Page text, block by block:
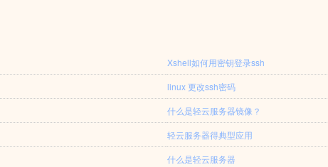
Xshell如何用密钥登录ssh
linux 更改ssh密码
什么是轻云服务器镜像？
轻云服务器得典型应用
什么是轻云服务器